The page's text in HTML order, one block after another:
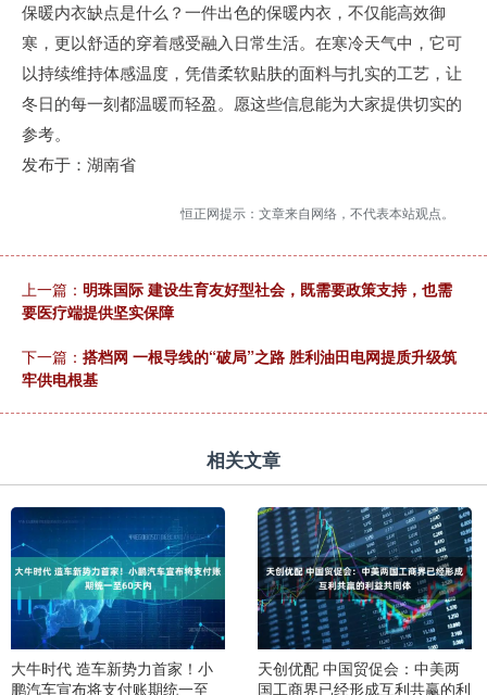
保暖内衣缺点是什么？一件出色的保暖内衣，不仅能高效御
寒，更以舒适的穿着感受融入日常生活。在寒冷天气中，它可
以持续维持体感温度，凭借柔软贴肤的面料与扎实的工艺，让
冬日的每一刻都温暖而轻盈。愿这些信息能为大家提供切实的
参考。
发布于：湖南省
恒正网提示：文章来自网络，不代表本站观点。
上一篇： 明珠国际 建设生育友好型社会，既需要政策支持，也需
要医疗端提供坚实保障
下一篇： 搭档网 一根导线的“破局”之路 胜利油田电网提质升级筑
牢供电根基
相关文章
大牛时代 造车新势力首家！小
鹏汽车宣布将支付账期统一至
天创优配 中国贸促会：中美两
国工商界已经形成互利共赢的利